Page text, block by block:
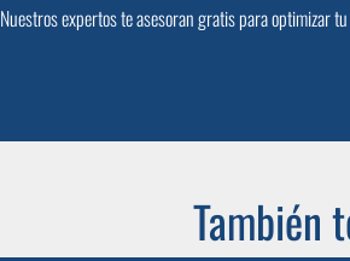
Nuestros expertos te asesoran gratis para optimizar
También